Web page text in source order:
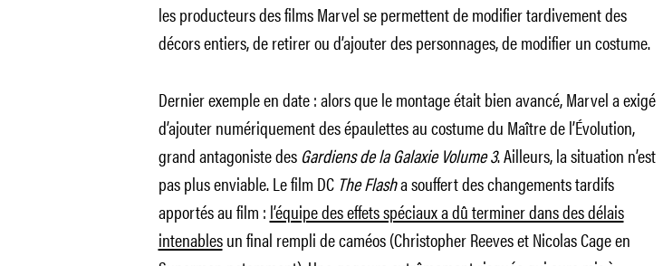
les producteurs des films Marvel se permettent de modifier tardivement des
décors entiers, de retirer ou d’ajouter des personnages, de modifier un costume.
Dernier exemple en date : alors que le montage était bien avancé, Marvel a exigé
d’ajouter numériquement des épaulettes au costume du Maître de l’Évolution,
grand antagoniste des Gardiens de la Galaxie Volume 3. Ailleurs, la situation n’est
pas plus enviable. Le film DC The Flasha souffert des changements tardifs
apportés au film : l’équipe des effets spéciaux a dû terminer dans des délais
intenablesun final rempli de caméos (Christopher Reeves et Nicolas Cage en